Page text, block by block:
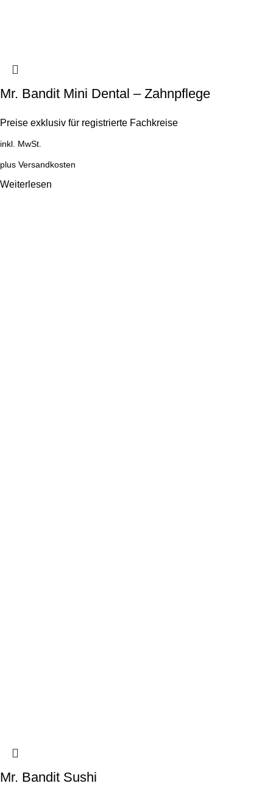
Mr. Bandit Mini Dental – Zahnpflege
Preise exklusiv für registrierte Fachkreise
inkl. MwSt.
plus Versandkosten
Weiterlesen
Mr. Bandit Sushi